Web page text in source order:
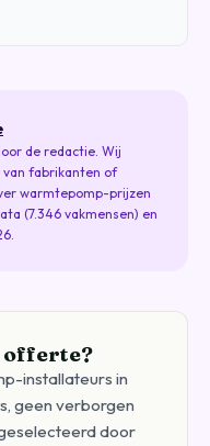
de redactie. Wij
van fabrikanten of
warmtepomp-prijzen
(7.346 vakmensen) en
offerte?
installateurs in
geen verborgen
door